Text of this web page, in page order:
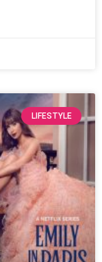
LIFESTYLE